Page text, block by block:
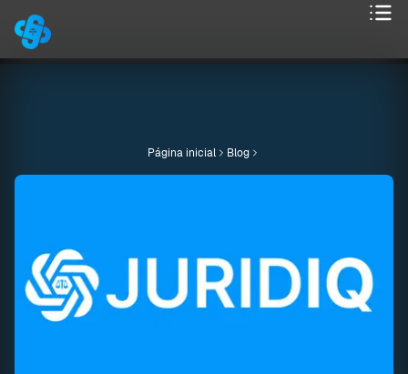
Página inicial Blog